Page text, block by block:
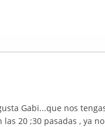
Gabi...que nos
20 ;30 pasadas , ya